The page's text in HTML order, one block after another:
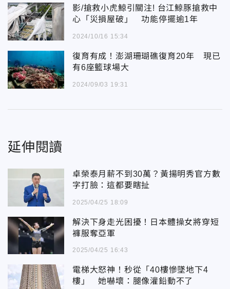
影/搶救小虎鯨引關注! 台江鯨豚搶救中
心「災損屋破」 功能停擺逾1年
2024/10/16 15:34
復育有成！澎湖珊瑚礁復育20年 現已
有6座籃球場大
2024/09/03 19:31
延伸閱讀
卓榮泰月薪不到30萬？黃揚明秀官方數
字打臉：這都要瞎扯
2025/04/25 18:09
解決下身走光困擾！日本體操女將穿短
褲服奪亞軍
2025/04/25 16:43
電梯大怒神！秒從「40樓慘墜地下4
樓」 她嚇壞：腿像灌鉛動不了